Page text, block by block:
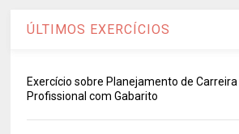
ÚLTIMOS EXERCÍCIOS
Exercício sobre Planejamento de
Profissional com Gabarito